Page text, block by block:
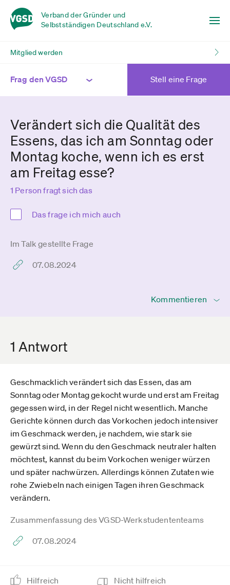
Verband der Gründer und
Selbstständigen Deutschland e.V.
Mitglied werden
Frag den VGSD Stell eine Frage
Verändert sich die Qualität des
Essens, das ich am Sonntag oder
Montag koche, wenn ich es erst
am Freitag esse?
1 Person fragt sich das
Das frage ich mich auch
Im Talk gestellte Frage
07.08.2024
Kommentieren
1 Antwort
Geschmacklich verändert sich das Essen, das am
Sonntag oder Montag gekocht wurde und erst am Freitag
gegessen wird, in der Regel nicht wesentlich. Manche
Gerichte können durch das Vorkochen jedoch intensiver
im Geschmack werden, je nachdem, wie stark sie
gewürzt sind. Wenn du den Geschmack neutraler halten
möchtest, kannst du beim Vorkochen weniger würzen
und später nachwürzen. Allerdings können Zutaten wie
rohe Zwiebeln nach einigen Tagen ihren Geschmack
verändern.
Zusammenfassung des VGSD-Werkstudententeams
07.08.2024
Hilfreich Nicht hilfreich